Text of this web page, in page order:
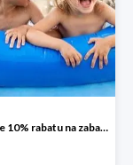
Dodatkowe 10% rabatu na zabawki ogrodowe i baseny